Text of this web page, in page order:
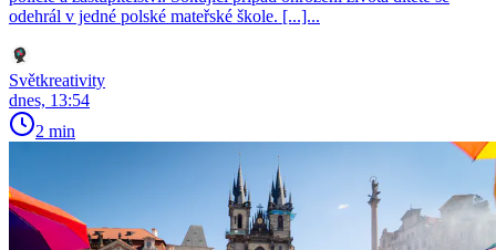
odehrál v jedné polské mateřské škole. [...]...
Světkreativity
dnes, 13:54
2 min